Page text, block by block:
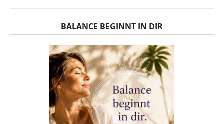
BALANCE BEGINNT IN DIR